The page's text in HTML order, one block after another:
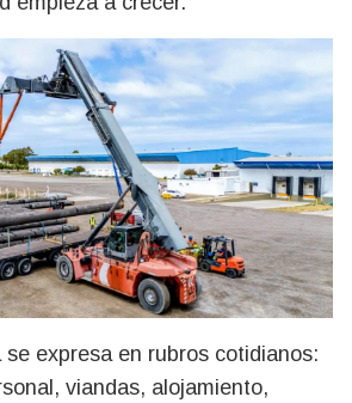
expresa en rubros cotidianos:
viandas, alojamiento,